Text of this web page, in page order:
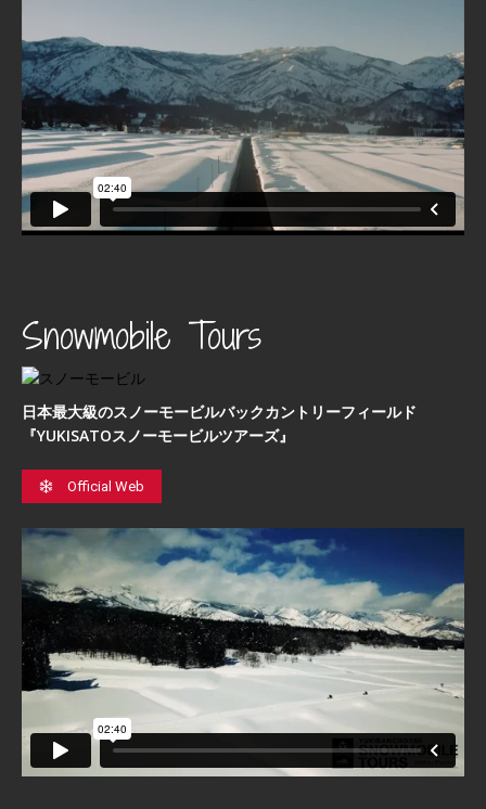
Snowmobile Tours
日本最⼤級のスノーモービルバックカントリーフィールド
『YUKISATOスノーモービルツアーズ』
Official Web